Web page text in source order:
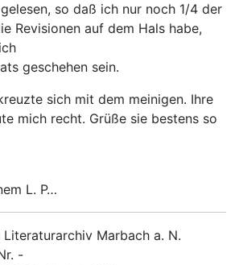
so daß ich nur noch 1/4 der
Revisionen auf dem Hals habe,
geschehen sein.
sich mit dem meinigen. Ihre
mich recht. Grüße sie bestens so
P…
Literaturarchiv Marbach a. N.
-